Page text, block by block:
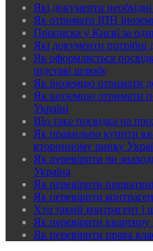
Які документи
Як отримати ІПН
Прописка у Києві за
Які документи потрібні
Як оформляється
підставі шлюбу
Як іноземцю отримати
Як іноземцю отримати
Україні
Що таке посвідка на
Як правильно купити
вторинному ринку
Як перевірити чи
Україна
Як перевірити
Як перевірити
Хто такий контрагент і
Як перевірити
Як перевірити права